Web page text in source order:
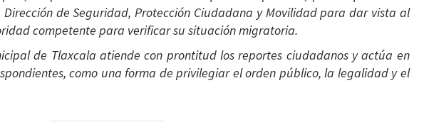
de Seguridad, Protección Ciudadana y Movilidad para dar vista al
competente para verificar su situación migratoria.
de Tlaxcala atiende con prontitud los reportes ciudadanos y actúa en
como una forma de privilegiar el orden público, la legalidad y el